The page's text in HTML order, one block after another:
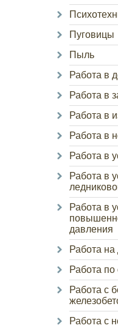
Пуговицы
Пыль
Работа в
Работа в
Работа в
Работа в
Работа в
Работа в
Работа в
давления
Работа на
Работа по
Работа с
Работа с